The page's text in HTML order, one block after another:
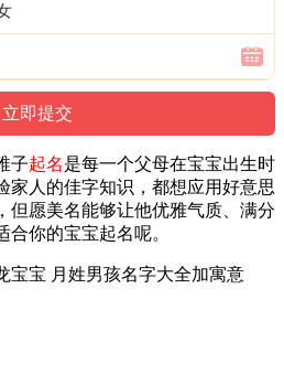
子起名是每一个父母在宝宝出生时
家人的佳字知识，都想应用好意思
但愿美名能够让他优雅气质、满分
你的宝宝起名呢。